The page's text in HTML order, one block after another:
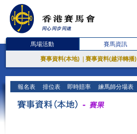
馬場活動 賽馬資訊
賽事資料(本地) 賽事資料(越洋轉播)
報名表 排位表 即時賠率 練馬師分場表